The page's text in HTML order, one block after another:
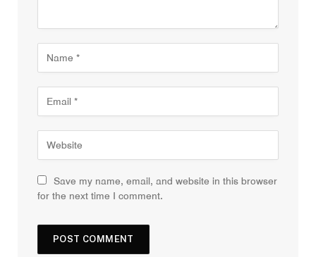
Save my name, email, and website in this browser
for the next time I comment.